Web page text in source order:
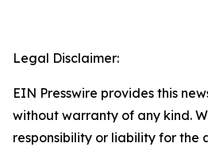
Legal Disclaimer:
EIN Presswire provides this
without warranty of any kind.
responsibility or liability for the